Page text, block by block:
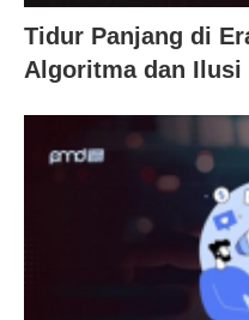
Tidur Panjang di
Algoritma dan Ilusi